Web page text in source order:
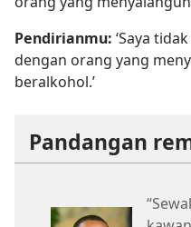
Pendirianmu: ‘Saya
dengan orang yang
beralkohol.’
Pandangan